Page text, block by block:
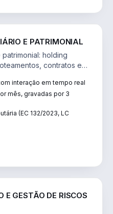
E PATRIMONIAL
holding
contratos e
interação em tempo real
mês, gravadas por 3
(EC 132/2023, LC
E GESTÃO DE RISCOS